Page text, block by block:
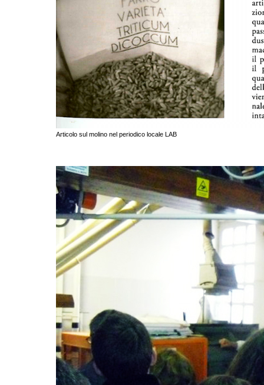
Articolo sul molino nel periodico locale LAB